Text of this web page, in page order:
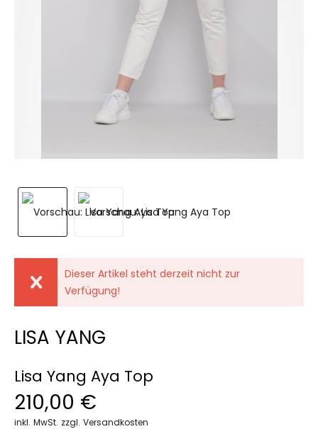
Dieser Artikel steht derzeit nicht zur
Verfügung!
LISA YANG
Lisa Yang Aya Top
210,00 €
inkl. MwSt. zzgl. Versandkosten